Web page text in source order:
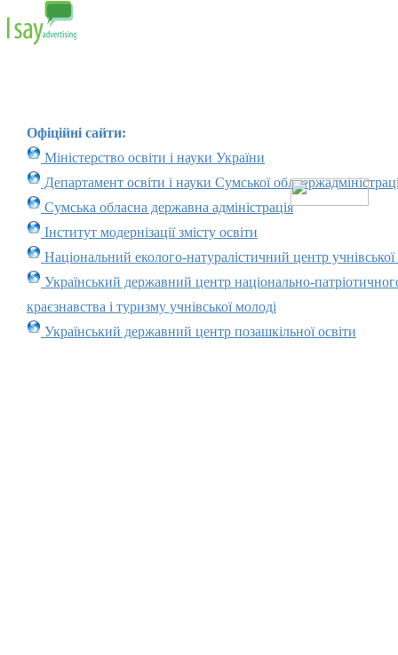
Офіційні сайти:
Міністерство освіти і науки України
Департамент освіти і науки Сумської
Сумська обласна державна адміністрація
Інститут модернізації змісту освіти
Національний еколого-натуралістичний центр учнівської
Український державний центр національно-
краєзнавства і туризму учнівської молоді
Український державний центр позашкільної освіти